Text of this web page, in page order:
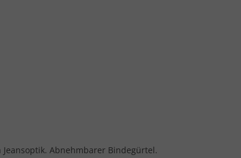
Abnehmbarer Bindegürtel.